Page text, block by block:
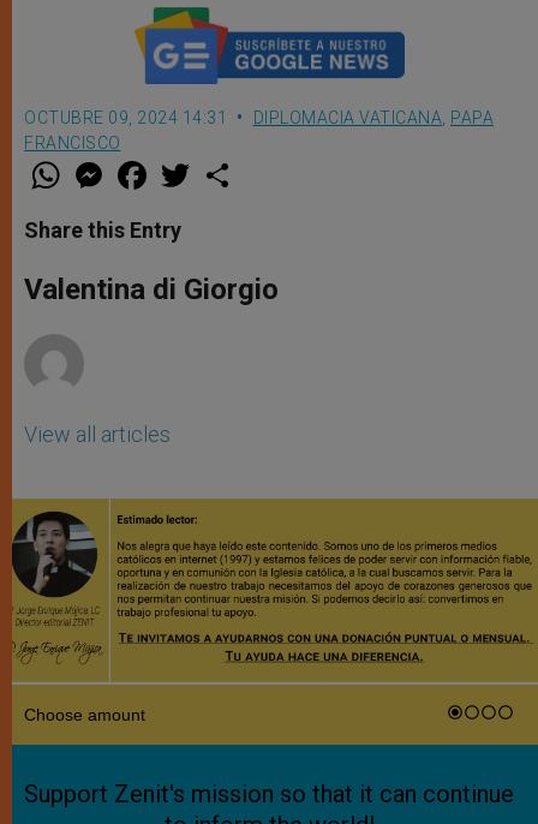
OCTUBRE 09, 2024 14:31 DIPLOMACIA VATICANA
PAPA
FRANCISCO
W
t
s
p
p
M
e
s
e
g
e
F
a
e
b
o
k
w
r
Share this Entry
Valentina di Giorgio
View all articles